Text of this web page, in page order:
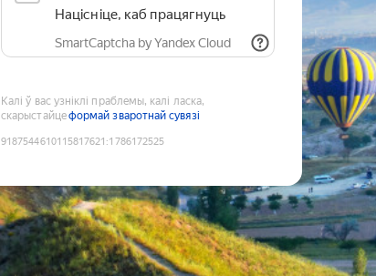
Націсніце, каб працягнуць
SmartCaptcha by Yandex Cloud
Калі ў вас узніклі праблемы, калі ласка,
скарыстайцеформай зваротнай сувязі
9187544610115817621 :1786172525